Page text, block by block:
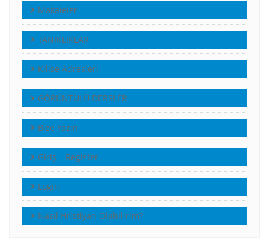
Makaleler
TANIKLIKLAR
Kilise Adresleri
GÖRÜNTÜLÜ DERSLER
Bize Yazın
Giriş – Register
Login
Nasıl Hristiyan Olabilirim?